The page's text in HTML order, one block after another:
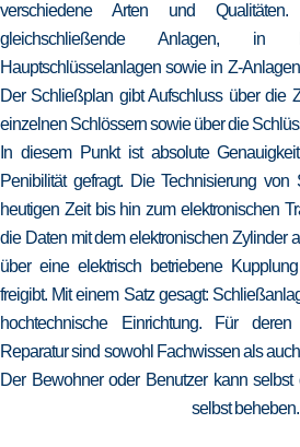
verschiedene Arten und
gleichschließende Anlagen,
Hauptschlüsselanlagen sowie in Z-
Der Schließplan gibt Aufschluss über die
einzelnen Schlössern sowie über die
In diesem Punkt ist absolute
Penibilität gefragt. Die Technisierung
heutigen Zeit bis hin zum elektronischen
die Daten mit dem elektronischen Zylinder
über eine elektrisch betriebene
freigibt. Mit einem Satz gesagt:
hochtechnische Einrichtung. Für
Reparatur sind sowohl Fachwissen als
Der Bewohner oder Benutzer kann
selbst beheben.